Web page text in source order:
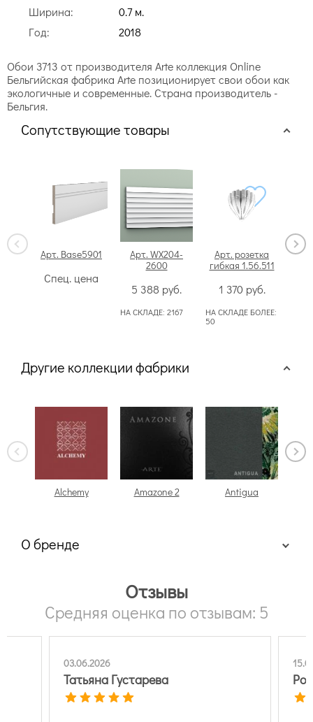
Ширина:
0.7 м.
Год:
2018
Обои 3713 от производителя Arte коллекция Online
Бельгийская фабрика Arte позиционирует свои обои как
экологичные и современные. Страна производитель -
Бельгия.
Сопутствующие товары
Арт. Base5901
Спец. цена
Арт. WX204-
2600
5 388 руб.
НА СКЛАДЕ: 2167
Арт. розетка
гибкая 1.56.511
1 370 руб.
НА СКЛАДЕ БОЛЕЕ:
50
Другие коллекции фабрики
Alchemy Amazone 2 Antigua
О бренде
Отзывы
Средняя оценка по отзывам: 5
03.06.2026
Татьяна Густарева